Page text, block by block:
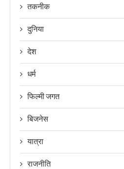
तकनीक
दुनिया
देश
धर्म
फिल्मी जगत
बिजनेस
यात्रा
राजनीति